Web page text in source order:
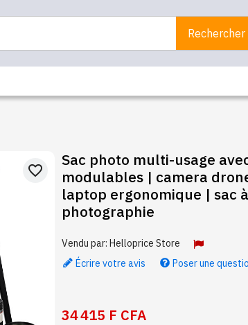
Rechercher
favorite_border
Sac photo multi-usage
modulables | camera
laptop ergonomique | sac
photographie
Vendu par:Helloprice Store
Écrire votre avis
Poser une
34 415 F CFA